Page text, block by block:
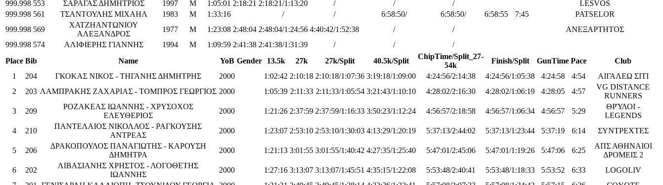
999.998 553 ΣΑΡΑΓΑΣ ΔΗΜΗΤΡΙΟΣ 1997 M 1:05:01 2:18:21 2:18:21/1:13:20 / / /
LESVOS
999.998 561 ΤΣΑΝΤΟΥΛΗΣ ΜΙΧΑΗΛ 1983 M 1:33:16 / / 6:58:50/ 6:58:50/ 6:58:55 7:45
PATSELOR
999.998 569
ΧΑΤΖΗΑΝΤΩΝΙΟΥ
ΑΛΕΞΑΝΔΡΟΣ
1977 M 1:23:08 2:48:04 2:48:04/1:24:56 4:40:42/1:52:38 / /
ΑΝΕΞΑΡΤΗΤΟΣ
999.998 574 ΑΛΙΦΙΕΡΗΣ ΓΙΑΝΝΗΣ 1994 M 1:09:59 2:41:38 2:41:38/1:31:39 / /
/
Place Bib Name YoB Gender 13.5k 27k 27k/Split 40.5k/Split
ChipTime/Split_27-
54k
Finish/Split GunTime Pace
Club
1
204 ΓΚΟΚΑΣ ΝΙΚΟΣ - ΤΗΓΑΝΗΣ ΔΗΜΗΤΡΗΣ 2000 1:02:42 2:10:18 2:10:18/1:07:36 3:19:18/1:09:00 4:24:56/2:14:38 4:24:56/1:05:38 4:24:58 4:54
ΑΙΓΑΛΕΩ ΣΙΤΙ
2
203 ΛΑΜΠΡΑΚΗΣ ΖΑΧΑΡΙΑΣ - ΤΟΜΠΡΟΣ ΓΕΩΡΓΙΟΣ 2000 1:05:39 2:11:33 2:11:33/1:05:54 3:21:43/1:10:10 4:28:02/2:16:30 4:28:02/1:06:19 4:28:05 4:57
VG DISTANCE
RUNNERS
3
209
ΡΟΖΑΚΕΑΣ ΙΩΑΝΝΗΣ - ΧΡΥΣΟΧΟΣ
ΕΛΕΥΘΕΡΙΟΣ
2000 1:21:26 2:37:59 2:37:59/1:16:33 3:50:23/1:12:24 4:56:57/2:18:58 4:56:57/1:06:34 4:56:57 5:29
ΘΡΎΛΟΙ -
LEGENDS
4
210
ΠΑΝΤΕΛΑΙΟΣ ΝΙΚΟΛΑΟΣ - ΡΑΓΚΟΥΣΗΣ
ΑΝΤΡΕΑΣ
2000 1:23:07 2:53:10 2:53:10/1:30:03 4:13:29/1:20:19 5:37:13/2:44:02 5:37:13/1:23:44 5:37:19 6:14 ΣΥΝΤΡΕΧΤΕΣ
5 206
ΔΡΑΚΟΠΟΥΛΟΣ ΠΑΝΑΓΙΩΤΗΣ - ΚΑΡΟΥΣΗ
ΔΗΜΗΤΡΑ
2000 1:21:13 3:01:55 3:01:55/1:40:42 4:27:35/1:25:40 5:47:01/2:45:06 5:47:01/1:19:26 5:47:06 6:25
ΑΠΣ ΑΘΗΝΑΙΟΙ
ΔΡΟΜΕΙΣ 2
6
202
ΛΙΒΑΣΙΑΝΗΣ ΧΡΗΣΤΟΣ - ΛΟΓΟΘΕΤΗΣ
ΙΩΑΝΝΗΣ
2000 1:27:16 3:13:07 3:13:07/1:45:51 4:35:15/1:22:08 5:53:48/2:40:41 5:53:48/1:18:33 5:53:52 6:33
LOGOLIV